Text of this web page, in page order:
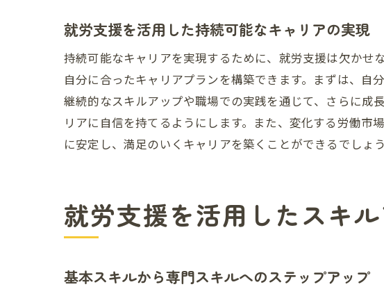
自己成長
成長し続
多様なプログ
就労支援
個人の特
プログラ
プログラ
コロナ禍
就労支援を活用した持続可能なキャリアの実現
持続可能なキャリアを実現するために、就労支援は欠かせ
自分に合ったキャリアプランを構築できます。まずは、自
継続的なスキルアップや職場での実践を通じて、さらに成
リアに自信を持てるようにします。また、変化する労働
に安定し、満足のいくキャリアを築くことができるでしょう
就労支援を活用したスキ
基本スキルから専門スキルへのステップアップ